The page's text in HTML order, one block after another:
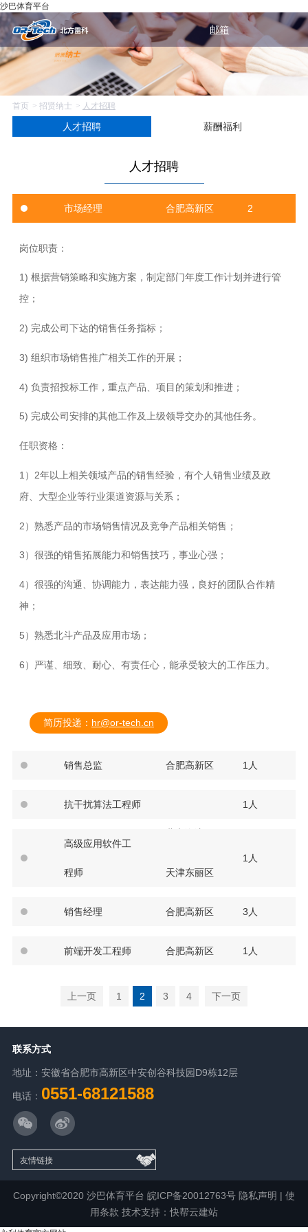
沙巴体育平台
邮箱
首页 招贤纳士 人才招聘
人才招聘 薪酬福利
人才招聘
市场经理 合肥高新区 2
岗位职责：
1) 根据营销策略和实施方案，制定部门年度工作计划并进行管
控；
2) 完成公司下达的销售任务指标；
3) 组织市场销售推广相关工作的开展；
4) 负责招投标工作，重点产品、项目的策划和推进；
5) 完成公司安排的其他工作及上级领导交办的其他任务。
任职资格：
1 ） 2年以上相关领域产品的销售经验，有个人销售业绩及政
府、大型企业等行业渠道资源与关系；
2 ）熟悉产品的市场销售情况及竞争产品相关销售；
3 ）很强的销售拓展能力和销售技巧，事业心强；
4）很强的沟通、协调能力，表达能力强，良好的团队合作精
神；
5 ）熟悉北斗产品及应用市场；
6 ）严谨、细致、耐心、有责任心，能承受较大的工作压力。
简历投递： hr@or-tech.cn
销售总监 合肥高新区 1人
抗干扰算法工程师 1人
高级应用软件工
程师 天津东丽区
1人
销售经理 合肥高新区 3人
前端开发工程师 合肥高新区 1人
上一页 1 2 3 4 下一页
联系方式
地址：安徽省合肥市高新区中安创谷科技园D9栋12层
电话： 0551-68121588
Copyright©2020 沙巴体育平台 皖ICP备20012763号 隐私声明 | 使
用条款 技术支持：快帮云建站